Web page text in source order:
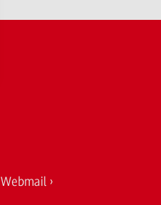
Webmail